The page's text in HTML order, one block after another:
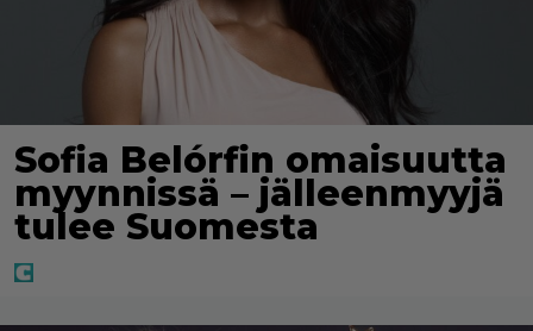
Sofia Belórfin omaisuutta
myynnissä – jälleenmyyjä
tulee Suomesta